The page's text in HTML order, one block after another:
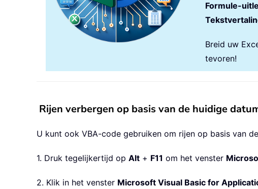
Formule-
Breid uw
tevoren!
Rijen verbergen op basis van de huidige
U kunt ook VBA-code gebruiken om rijen op basis van
1. Druk tegelijkertijd op Alt + F11 om het venster
2. Klik in het venster Microsoft Visual Basic for